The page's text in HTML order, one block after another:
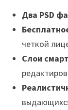
Два PSD
четкой
Слои